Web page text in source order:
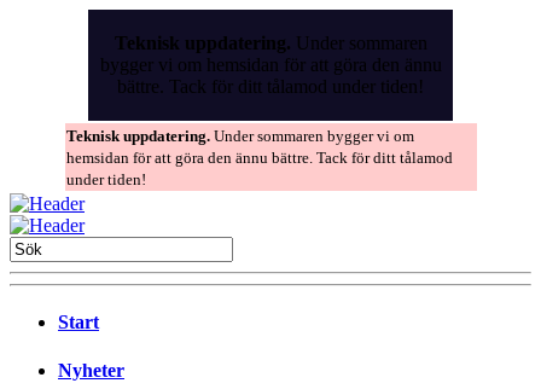
Teknisk uppdatering. Under sommaren
bygger vi om hemsidan för att göra den ännu
bättre. Tack för ditt tålamod under tiden!
Teknisk uppdatering. Under sommaren bygger vi om
hemsidan för att göra den ännu bättre. Tack för ditt tålamod
under tiden!
Start
Nyheter